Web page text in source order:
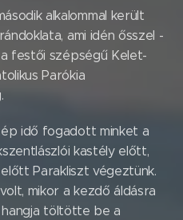
alkalommal került
ami idén ősszel -
festői szépségű Kelet-
Parókia
idő fogadott minket a
kastély előtt,
Parakliszt végeztünk.
mikor a kezdő áldásra
töltötte be a